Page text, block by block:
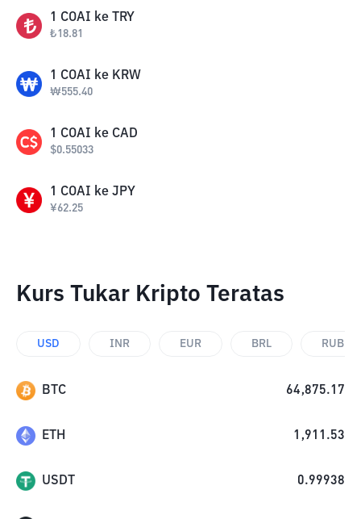
1 COAI ke TRY
₺18.81
1 COAI ke KRW
₩555.40
1 COAI ke CAD
$0.55033
1 COAI ke JPY
¥62.25
Kurs Tukar Kripto Teratas
USD INR EUR BRL RUB
BTC 64,875.17
ETH 1,911.53
USDT 0.99938